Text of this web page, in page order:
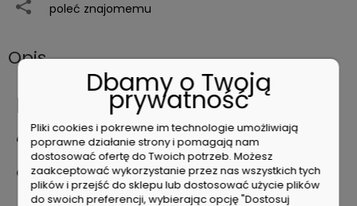
poleć znajomemu
Opis
DeWalt DWF4100450 wkręty
45 na taśmie drewno 1000
Charakterystyka produktu:
Wkręty do montażu płyt G-K
Dbamy o Twoją
prywatność
Pliki cookies i pokrewne im technologie umożliwiają
poprawne działanie strony i pomagają nam
dostosować ofertę do Twoich potrzeb. Możesz
zaakceptować wykorzystanie przez nas wszystkich tych
plików i przejść do sklepu lub dostosować użycie plików
do swoich preferencji, wybierając opcję "Dostosuj